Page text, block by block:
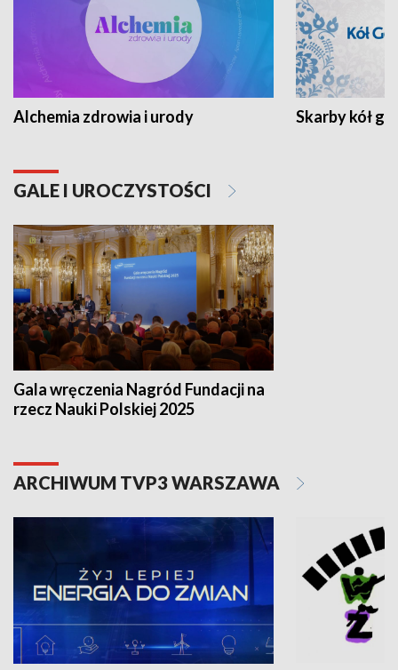
Alchemia zdrowia i urody Skarby kół
GALE I UROCZYSTOŚCI
Gala wręczenia Nagród Fundacji na
rzecz Nauki Polskiej 2025
ARCHIWUM TVP3 WARSZAWA